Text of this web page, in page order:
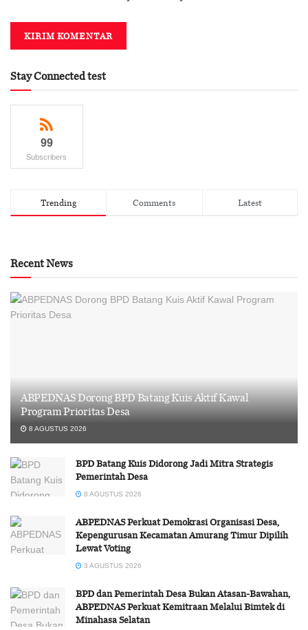
Stay Connected test
99
Subscribers
Trending Comments Latest
Recent News
ABPEDNAS Dorong BPD Batang Kuis Aktif Kawal
Program Prioritas Desa
8 AGUSTUS 2026
BPD Batang Kuis Didorong Jadi Mitra Strategis
Pemerintah Desa
8 AGUSTUS 2026
ABPEDNAS Perkuat Demokrasi Organisasi Desa,
Kepengurusan Kecamatan Amurang Timur Dipilih
Lewat Voting
3 AGUSTUS 2026
BPD dan Pemerintah Desa Bukan Atasan-Bawahan,
ABPEDNAS Perkuat Kemitraan Melalui Bimtek di
Minahasa Selatan